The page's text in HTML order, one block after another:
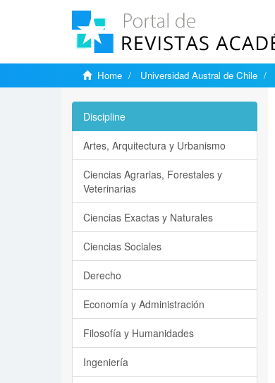
Home Universidad Austral de Chile
Discipline
Artes, Arquitectura y Urbanismo
Ciencias Agrarias, Forestales y
Veterinarias
Ciencias Exactas y Naturales
Ciencias Sociales
Derecho
Economía y Administración
Filosofía y Humanidades
Ingeniería